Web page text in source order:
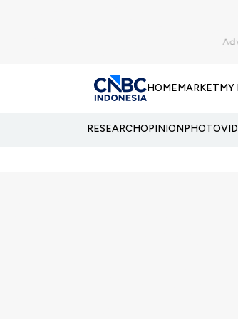
HOMEMARKETMY
RESEARCHOPINIONPHOTO